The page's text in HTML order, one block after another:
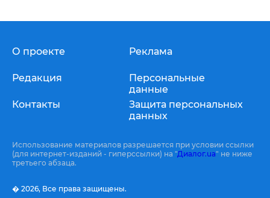
О проекте
Редакция
Контакты
Реклама
Персональные
данные
Защита персональных
данных
Использование материалов разрешается при условии ссылки
(для интернет-изданий - гиперссылки) на "Диалог.ua" не ниже
третьего абзаца.
� 2026, Все права защищены.